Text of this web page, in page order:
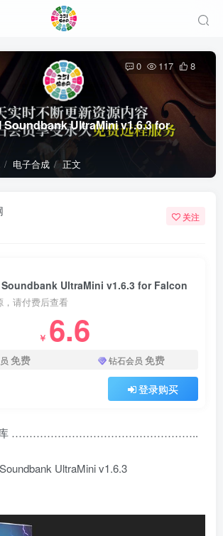
Soundbank UltraMini v1.6.3 for
电子合成 正文
0 117 8
关注
Soundbank UltraMini v1.6.3 for Falcon
，请付费后查看
￥ 6.6
免费 钻石会员 免费
登录购买
色库 ……………………………………………..
UltraMini v1.6.3